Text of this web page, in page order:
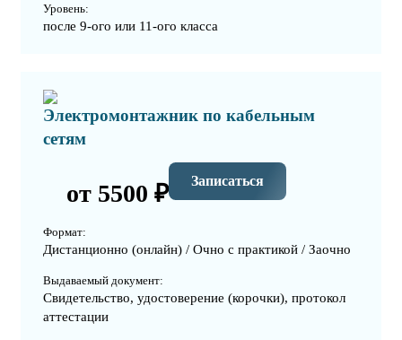
Уровень:
после 9-ого или 11-ого класса
Электромонтажник по кабельным
сетям
от 5500 ₽ Записаться
Формат:
Дистанционно (онлайн) / Очно с практикой / Заочно
Выдаваемый документ:
Свидетельство, удостоверение (корочки), протокол
аттестации